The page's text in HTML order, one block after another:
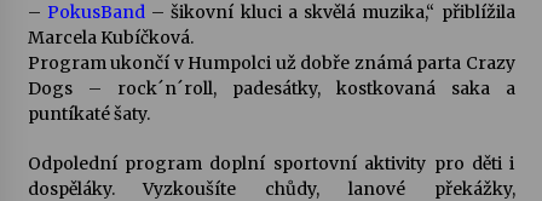
Petr Adamec – Malovaný svět
30. 6. 2026
– PokusBand– šikovní kluci a skvělá muzika,“ přiblížila
Marcela Kubíčková.
Program ukončí v Humpolci už dobře známá parta Crazy
Dogs – rock´n´roll, padesátky, kostkovaná saka a
puntíkaté šaty.
Odpolední program doplní sportovní aktivity pro děti i
dospěláky. Vyzkoušíte chůdy, lanové překážky,